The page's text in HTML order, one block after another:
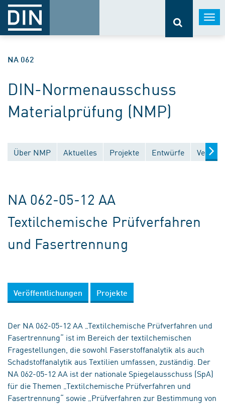
NA 062
DIN-Normenausschuss
Materialprüfung (NMP)
Über NMP Aktuelles Projekte Entwürfe
NA 062-05-12 AA
Textilchemische Prüfverfahren
und Fasertrennung
Veröffentlichungen Projekte
Der NA 062-05-12 AA „Textilchemische Prüfverfahren und
Fasertrennung“ ist im Bereich der textilchemischen
Fragestellungen, die sowohl Faserstoffanalytik als auch
Schadstoffanalytik aus Textilien umfassen, zuständig. Der
NA 062-05-12 AA ist der nationale Spiegelausschuss (SpA)
für die Themen „Textilchemische Prüfverfahren und
Fasertrennung“ sowie „Prüfverfahren zur Bestimmung von